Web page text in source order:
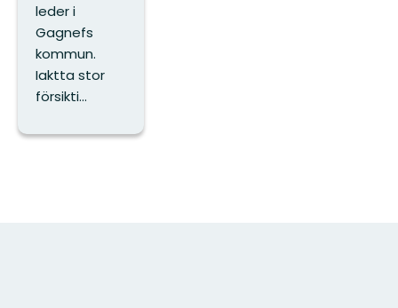
leder i
Gagnefs
kommun.
Iaktta stor
försikti...